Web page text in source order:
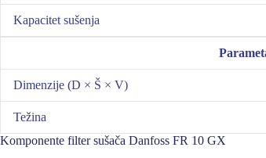
Kapacitet sušenja
Dimenzije (D × Š × V)
Težina
Komponente filter sušača Danfoss FR 10 GX